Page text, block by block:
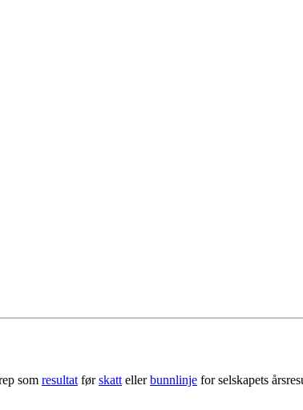
som resultat førskatt ellerbunnlinje for selskapets